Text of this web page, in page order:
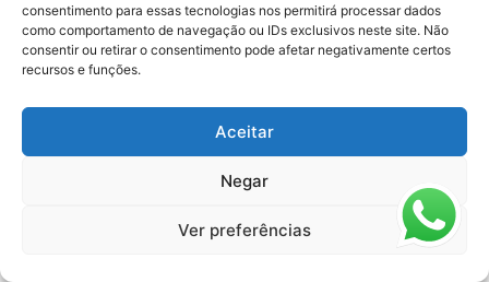
consentimento para essas tecnologias nos permitirá processar dados
como comportamento de navegação ou IDs exclusivos neste site. Não
consentir ou retirar o consentimento pode afetar negativamente certos
recursos e funções.
Aceitar
Negar
Ver preferências
O cálculo do fator previdenciário usa uma fórmula
matemática que considera três variáveis principais:
Expectativa de vidada população, segundo
Portanto, a fórmula é a seguinte: